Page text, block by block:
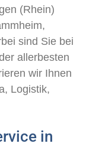
(Rhein)
sind Sie bei
allerbesten
wir Ihnen
Logistik,
in